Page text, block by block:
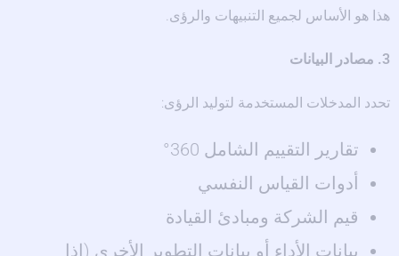
هذا هو الأساس لجميع التنبيهات والرؤى.
3. مصادر البيانات
تحدد المدخلات المستخدمة لتوليد الرؤى:
تقارير التقييم الشامل 360°
أدوات القياس النفسي
قيم الشركة ومبادئ القيادة
بيانات الأداء أو بيانات التطوير الأخرى (إذا